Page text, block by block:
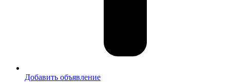
Добавить объявление